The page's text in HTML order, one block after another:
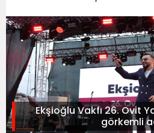
Ekşioğlu Vakfı 26. Ovit
görkemli